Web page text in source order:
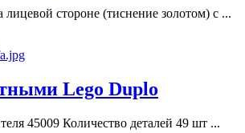
лицевой стороне (тиснение золотом) с ...
Lego Duplo
45009 Количество деталей 49 шт ...